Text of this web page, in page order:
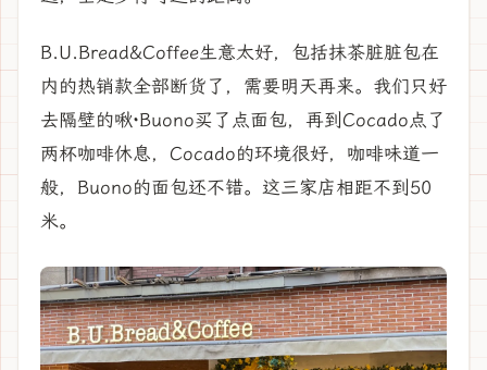
B.U.Bread&Coffee生意太好，包括抹茶脏脏包在
内的热销款全部断货了，需要明天再来。我们只好
去隔壁的啾·Buono买了点面包，再到Cocado点了
两杯咖啡休息，Cocado的环境很好，咖啡味道一
般，Buono的面包还不错。这三家店相距不到50
米。